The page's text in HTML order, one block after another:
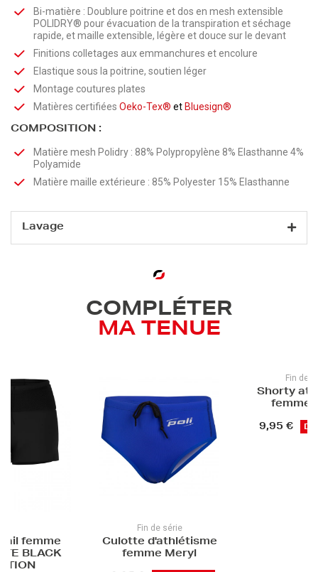
Bi-matière : Doublure poitrine et dos en mesh extensible
POLIDRY® pour évacuation de la transpiration et séchage
rapide, et maille extensible, légère et douce sur le devant
Finitions colletages aux emmanchures et encolure
Elastique sous la poitrine, soutien léger
Montage coutures plates
Matières certifiées Oeko-Tex® et Bluesign®
COMPOSITION :
Matière mesh Polidry : 88% Polypropylène 8% Elasthanne 4%
Polyamide
Matière maille extérieure : 85% Polyester 15% Elasthanne
Lavage
COMPLÉTER
MA TENUE
d'athlétisme
Meryl
femme Orlan
9,95 € Dernier prix !
Fin
Cuissard